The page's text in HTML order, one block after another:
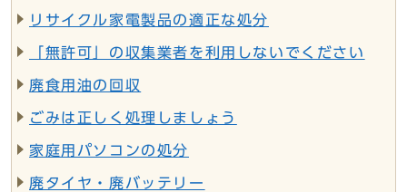
リサイクル家電製品の適正な処分
「無許可」の収集業者を利用しないでください
廃食用油の回収
ごみは正しく処理しましょう
家庭用パソコンの処分
廃タイヤ・廃バッテリー